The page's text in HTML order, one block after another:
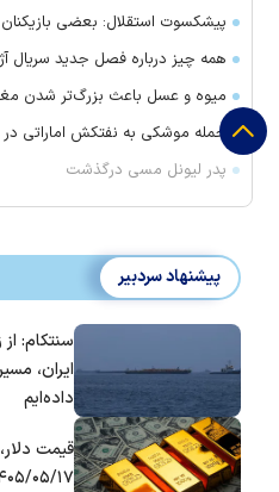
پیشکسوت استقلال: بعضی
همه چیز درباره فصل جدید سریال
میوه و عسل باعث بزرگ‌تر شدن
حمله موشکی به نفتکش اماراتی در
پدر لیونل مسی درگذشت
پیشنهاد سردبیر
سنتکام:
داده‌ایم
قیمت
۱۴۰۵/۰۵/